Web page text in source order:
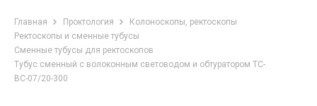
Главная Проктология
Колоноскопы, ректоскопы
Ректоскопы и сменные тубусы
Сменные тубусы для ректоскопов
Тубус сменный с волоконным световодом и обтуратором ТС-
ВС-07/20-300